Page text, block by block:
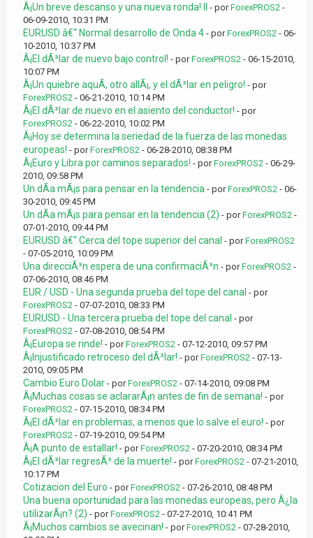
Â¡Un breve descanso y una nueva ronda! II - porForexPROS2 -
06-09-2010, 10:31 PM
EURUSD â€“ Normal desarrollo de Onda 4 - porForexPROS2 - 06-
10-2010, 10:37 PM
Â¡El dÃ³lar de nuevo bajo control! - porForexPROS2 - 06-15-2010,
10:07 PM
Â¡Un quiebre aquÃ­, otro allÃ¡, y el dÃ³lar en peligro! - por
ForexPROS2 - 06-21-2010, 10:14 PM
Â¡El dÃ³lar de nuevo en el asiento del conductor! - por
ForexPROS2 - 06-22-2010, 10:02 PM
Â¡Hoy se determina la seriedad de la fuerza de las monedas
europeas! - porForexPROS2 - 06-28-2010, 08:38 PM
Â¡Euro y Libra por caminos separados! - porForexPROS2 - 06-29-
2010, 09:58 PM
Un dÃ­a mÃ¡s para pensar en la tendencia - porForexPROS2 - 06-
30-2010, 09:45 PM
Un dÃ­a mÃ¡s para pensar en la tendencia (2) - porForexPROS2 -
07-01-2010, 09:44 PM
EURUSD â€“ Cerca del tope superior del canal - porForexPROS2
- 07-05-2010, 10:09 PM
Una direcciÃ³n espera de una confirmaciÃ³n - porForexPROS2 -
07-06-2010, 08:46 PM
EUR / USD - Una segunda prueba del tope del canal - por
ForexPROS2 - 07-07-2010, 08:33 PM
EURUSD - Una tercera prueba del tope del canal - por
ForexPROS2 - 07-08-2010, 08:54 PM
Â¡Europa se rinde! - porForexPROS2 - 07-12-2010, 09:57 PM
Â¡Injustificado retroceso del dÃ³lar! - porForexPROS2 - 07-13-
2010, 09:05 PM
Cambio Euro Dolar - porForexPROS2 - 07-14-2010, 09:08 PM
Â¡Muchas cosas se aclararÃ¡n antes de fin de semana! - por
ForexPROS2 - 07-15-2010, 08:34 PM
Â¡El dÃ³lar en problemas, a menos que lo salve el euro! - por
ForexPROS2 - 07-19-2010, 09:54 PM
Â¡A punto de estallar! - porForexPROS2 - 07-20-2010, 08:34 PM
Â¡El dÃ³lar regresÃ³ de la muerte! - porForexPROS2 - 07-21-2010,
10:17 PM
Cotizacion del Euro - porForexPROS2 - 07-26-2010, 08:48 PM
Una buena oportunidad para las monedas europeas, pero Â¿la
utilizarÃ¡n? (2) - porForexPROS2 - 07-27-2010, 10:41 PM
Â¡Muchos cambios se avecinan! - porForexPROS2 - 07-28-2010,